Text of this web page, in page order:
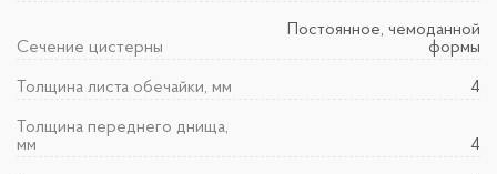
Сечение цистерны
Постоянное, чемоданной
формы
Толщина листа обечайки, мм 4
Толщина переднего днища,
мм
4